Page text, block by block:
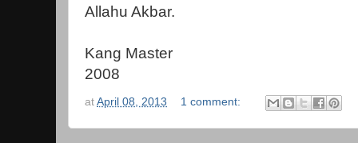
Allahu Akbar.
Kang Master
2008
at April 08, 2013 1 comment: